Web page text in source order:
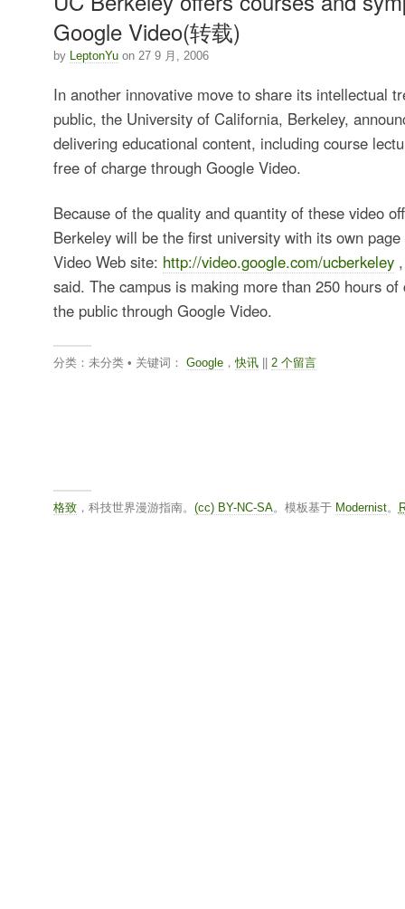
Google Video(转载)
by LeptonYuon 27 9 月, 2006
In another innovative move to share its intellectual
public, the University of California, Berkeley,
delivering educational content, including course
free of charge through Google Video.
Because of the quality and quantity of these video
Berkeley will be the first university with its own
Video Web site: http://video.google.com/ucberkeley,
said. The campus is making more than 250 hours
the public through Google Video.
分类：未分类 • 关键词： Google，快讯|| 2 个留言
格致，科技世界漫游指南。 (cc) BY-NC-SA。模板基于 Modernist。